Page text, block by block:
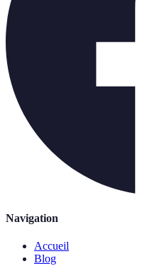
Navigation
Accueil
Blog